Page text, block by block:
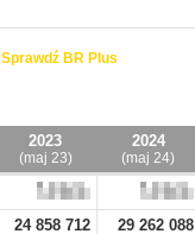
Sprawdź BR Plus
2023
(maj 23)
2024
(maj 24)
24 858 712 29 262 088